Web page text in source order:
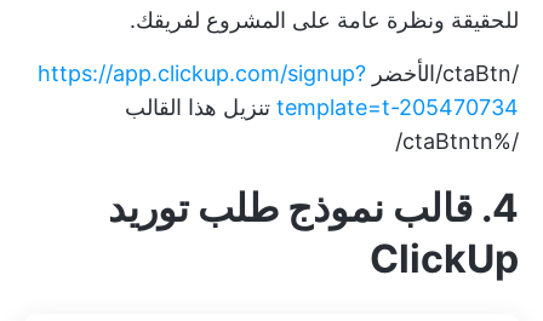
للحقيقة ونظرة عامة على المشروع لفريقك.
/ctaBtn/الأخضر
https://app.clickup.com/signup?
template=t-205470734 تنزيل هذا القالب
/%ctaBtntn/
4. قالب نموذج طلب توريد
ClickUp